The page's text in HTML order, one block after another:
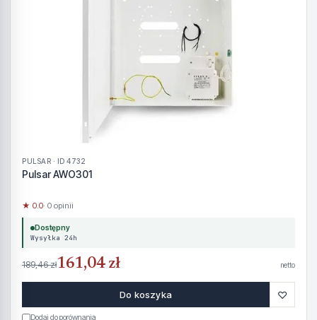
PULSAR · ID 4732
Pulsar AWO301
★ 0.0· 0 opinii
Dostępny
Wysyłka 24h
189,46 zł161,04 zł netto
Do koszyka ♡
Dodaj do porównania